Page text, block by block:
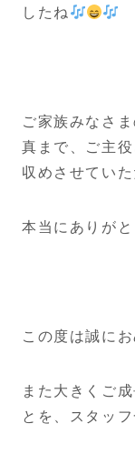
したね
ご家族みなさ
真まで、ご主
収めさせてい
本当にありが
この度は誠に
また大きくご
とを、スタッ